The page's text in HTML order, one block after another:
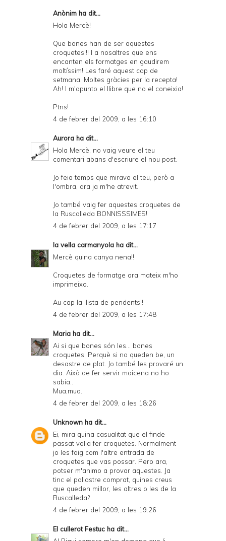
Anònim ha dit...
Hola Mercè!
Que bones han de ser aquestes
croquetes!!! I a nosaltres que ens
encanten els formatges en gaudirem
moltíssim! Les faré aquest cap de
setmana. Moltes gràcies per la recepta!
Ah! I m'apunto el llibre que no el coneixia!
Ptns!
4 de febrer del 2009, a les 16:10
Aurora ha dit...
Hola Mercè, no vaig veure el teu
comentari abans d'escriure el nou post.
Jo feia temps que mirava el teu, però a
l'ombra, ara ja m'he atrevit.
Jo també vaig fer aquestes croquetes de
la Ruscalleda BONNISSSIMES!
4 de febrer del 2009, a les 17:17
la vella carmanyola ha dit...
Mercè quina canya nena!!
Croquetes de formatge ara mateix m'ho
imprimeixo.
Au cap la llista de pendents!!
4 de febrer del 2009, a les 17:48
Maria ha dit...
Ai si que bones són les... bones
croquetes. Perquè si no queden be, un
desastre de plat. Jo també les provaré un
dia. Això de fer servir maicena no ho
sabia..
Mua,mua.
4 de febrer del 2009, a les 18:26
Unknown ha dit...
Ei, mira quina casualitat que el finde
passat volia fer croquetes. Normalment
jo les faig com l'altre entrada de
croquetes que vas possar. Pero ara,
potser m'animo a provar aquestes. Ja
tinc el pollastre comprat, quines creus
que queden millor, les altres o les de la
Ruscalleda?
4 de febrer del 2009, a les 19:26
El cullerot Festuc ha dit...